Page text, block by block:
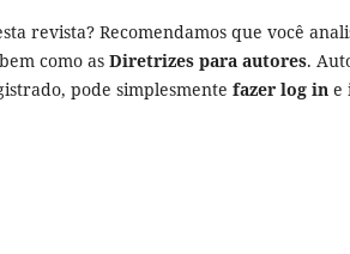
revista? Recomendamos que você
como as Diretrizes para autores.
pode simplesmente fazer log in e